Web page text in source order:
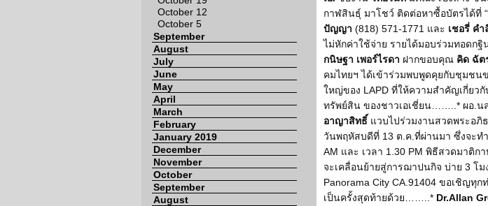
October 12
October 5
September
August
July
June
May
April
March
February
January 2019
December
November
October
September
August
กาฬสินธุ์ มาโชว์ ติดต่อหาซื้อบัตรได้ที่ “
ปัญญา (818) 571-1771 และ เชอรี่ คำ
ไม่หักค่าใช้จ่าย รายได้มอบร่วมทอดก
กนิษฐา เพอร์ไรดา ฝากขอบคุณ คิด ฉัต
คมไทยฯ ได้เข้าร่วมพบพูดคุยกับชุมชน
ใหญ่ของ LAPD ที่ให้ความสำคัญเกี่ยว
ทรัพย์สิน ของชาวเอเชี่ยน……..* ผอ.น
อาญาสิทธิ์ แวบไปร่วมงานสวดพระอภิ
วันพฤหัสบดีที่ 13 ต.ค.ที่ผ่านมา ซึ่งจะท
AM และ เวลา 1.30 PM พิธีสวดมาติก
จะเคลื่อนย้ายสู่การฌาปนกิจ บ่าย 3 โม
Panorama City CA.91404 ขอเชิญทุก
เป็นครั้งสุดท้ายด้วย……..* Dr.Allan